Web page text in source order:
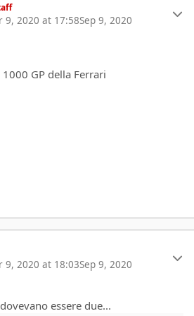
9, 2020 at 17:58Sep 9, 2020
GP della Ferrari
9, 2020 at 18:03Sep 9, 2020
essere due...